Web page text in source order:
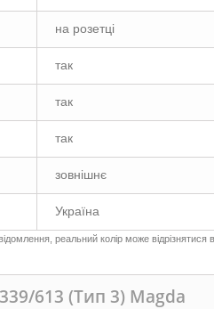
на розетці
так
так
так
зовнішнє
Україна
реальний колір може відрізнятися
613 (Тип 3) Magda